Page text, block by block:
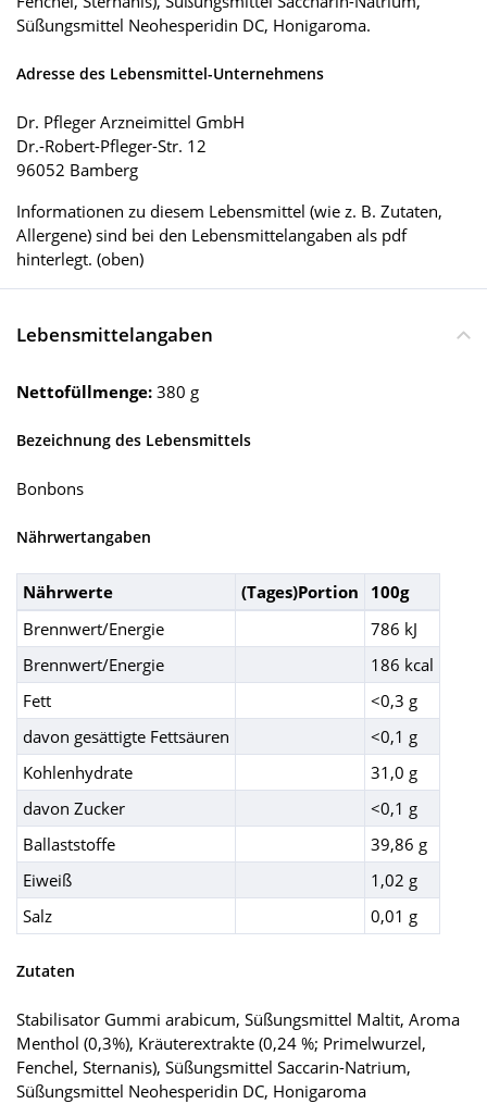
Süßungsmittel Neohesperidin DC, Honigaroma.
Adresse des Lebensmittel-Unternehmens
Dr. Pfleger Arzneimittel GmbH
Dr.-Robert-Pfleger-Str. 12
96052 Bamberg
Informationen zu diesem Lebensmittel (wie z. B. Zutaten,
Allergene) sind bei den Lebensmittelangaben als pdf
hinterlegt. (oben)
Lebensmittelangaben
Nettofüllmenge: 380 g
Bezeichnung des Lebensmittels
Bonbons
Nährwertangaben
Nährwerte (Tages)Portion
100g
Brennwert/Energie
786 kJ
Brennwert/Energie
186 kcal
Fett
<0,3 g
davon gesättigte Fettsäuren
<0,1 g
Kohlenhydrate
31,0 g
davon Zucker
<0,1 g
Ballaststoffe
39,86 g
Eiweiß
1,02 g
Salz
0,01 g
Zutaten
Stabilisator Gummi arabicum, Süßungsmittel Maltit, Aroma
Menthol (0,3%), Kräuterextrakte (0,24 %; Primelwurzel,
Fenchel, Sternanis), Süßungsmittel Saccarin-Natrium,
Süßungsmittel Neohesperidin DC, Honigaroma